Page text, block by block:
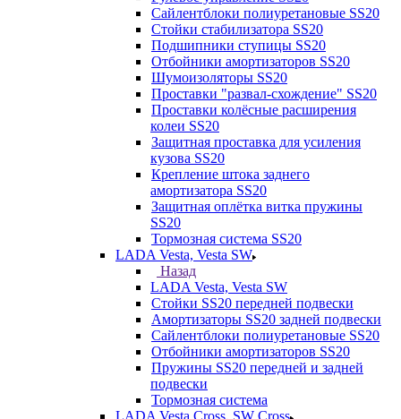
Сайлентблоки полиуретановые SS20
Стойки стабилизатора SS20
Подшипники ступицы SS20
Отбойники амортизаторов SS20
Шумоизоляторы SS20
Проставки "развал-схождение" SS20
Проставки колёсные расширения
колеи SS20
Защитная проставка для усиления
кузова SS20
Крепление штока заднего
амортизатора SS20
Защитная оплётка витка пружины
SS20
Тормозная система SS20
LADA Vesta, Vesta SW
Назад
LADA Vesta, Vesta SW
Стойки SS20 передней подвески
Амортизаторы SS20 задней подвески
Сайлентблоки полиуретановые SS20
Отбойники амортизаторов SS20
Пружины SS20 передней и задней
подвески
Тормозная система
LADA Vesta Cross, SW Cross